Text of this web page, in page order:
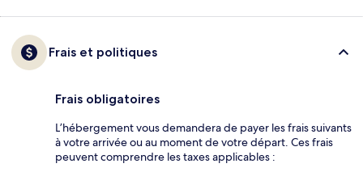
Frais et politiques
Frais obligatoires
L’hébergement vous demandera de payer les frais suivants
à votre arrivée ou au moment de votre départ. Ces frais
peuvent comprendre les taxes applicables :